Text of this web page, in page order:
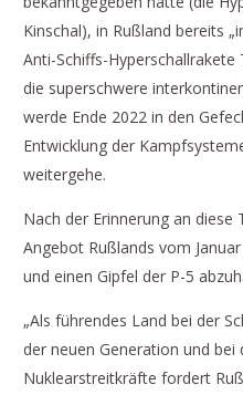
Kinschal), in Rußland bereits
Anti-Schiffs-
die superschwere
werde Ende 2022 in den
Entwicklung der
weitergehe.
Nach der Erinnerung an
Angebot Rußlands vom
und einen Gipfel der P-5
„Als führendes Land bei der
der neuen Generation und
Nuklearstreitkräfte fordert